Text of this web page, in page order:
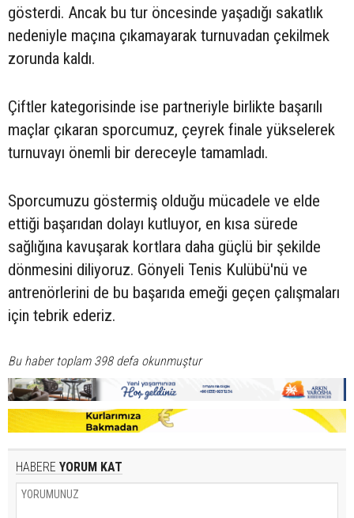
gösterdi. Ancak bu tur öncesinde yaşadığı sakatlık
nedeniyle maçına çıkamayarak turnuvadan çekilmek
zorunda kaldı.
Çiftler kategorisinde ise partneriyle birlikte başarılı
maçlar çıkaran sporcumuz, çeyrek finale yükselerek
turnuvayı önemli bir dereceyle tamamladı.
Sporcumuzu göstermiş olduğu mücadele ve elde
ettiği başarıdan dolayı kutluyor, en kısa sürede
sağlığına kavuşarak kortlara daha güçlü bir şekilde
dönmesini diliyoruz. Gönyeli Tenis Kulübü'nü ve
antrenörlerini de bu başarıda emeği geçen çalışmaları
için tebrik ederiz.
Bu haber toplam 398 defa okunmuştur
HABERE YORUM KAT